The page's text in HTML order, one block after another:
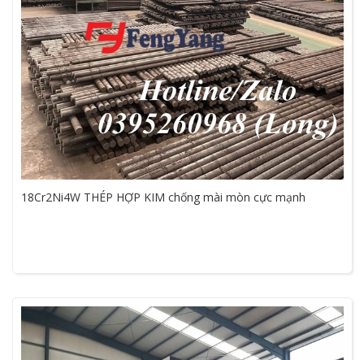
18Cr2Ni4W THÉP HỢP KIM chống mài mòn cực mạnh